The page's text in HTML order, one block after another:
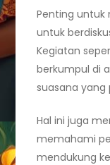
Penting untuk
untuk
Kegiatan
berkumpul di
suasana yang
Hal ini juga
memahami
mendukung